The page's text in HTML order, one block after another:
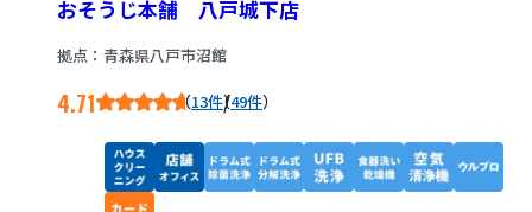
おそうじ本舗 八戸城下店
拠点：青森県八戸市沼館
4.71 13件/49件